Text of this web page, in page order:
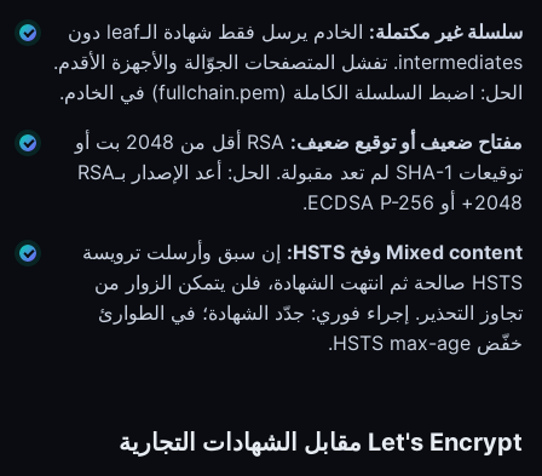
سلسلة غير مكتملة:
الخادم يرسل فقط شهادة الـleaf دون
intermediates. تفشل المتصفحات الجوّالة والأجهزة الأقدم.
الحل: اضبط السلسلة الكاملة (fullchain.pem) في الخادم.
مفتاح ضعيف أو توقيع ضعيف:
RSA أقل من 2048 بت أو
توقيعات SHA-1 لم تعد مقبولة. الحل: أعد الإصدار بـRSA
2048+ أو ECDSA P-256.
Mixed content وفخ HSTS:
إن سبق وأرسلت ترويسة
HSTS صالحة ثم انتهت الشهادة، فلن يتمكن الزوار من
تجاوز التحذير. إجراء فوري: جدّد الشهادة؛ في الطوارئ
خفّض HSTS max-age.
Let's Encrypt مقابل الشهادات التجارية